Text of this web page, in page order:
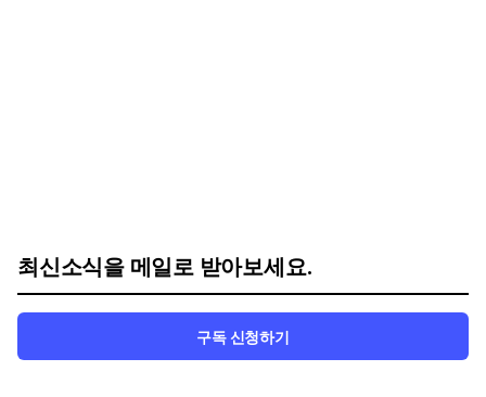
최신소식을 메일로 받아보세요.
구독 신청하기